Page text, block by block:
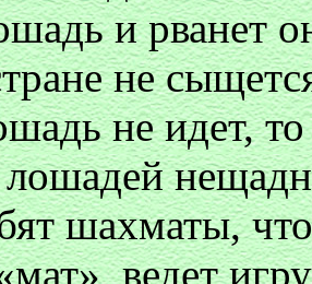
и рванет
не
не идет,
шахматы,
ведет